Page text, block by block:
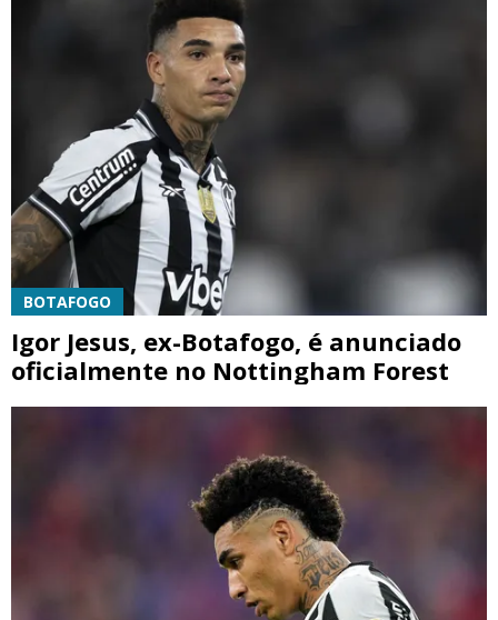
BOTAFOGO
Igor Jesus, ex-Botafogo, é anunciado
oficialmente no Nottingham Forest